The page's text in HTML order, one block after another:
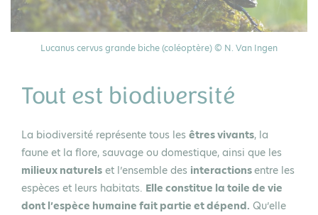
Lucanus cervus grande biche (coléoptère) © N. Van Ingen
Tout est biodiversité
La biodiversité représente tous les êtres vivants, la
faune et la flore, sauvage ou domestique, ainsi que les
milieux naturels et l’ensemble des interactionsentre les
espèces et leurs habitats. Elle constitue la toile de vie
dont l’espèce humaine fait partie et dépend. Qu’elle